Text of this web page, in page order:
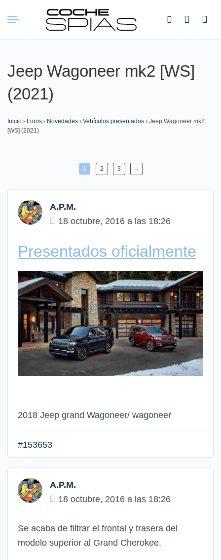
Buscar:
Jeep Wagoneer mk2 [WS]
(2021)
Inicio › Foros › Novedades › Vehículos presentados › Jeep Wagoneer mk2
[WS] (2021)
1 2 3 →
A.P.M.
18 octubre, 2016 a las 18:26
Presentados oficialmente
2018 Jeep grand Wagoneer/ wagoneer
#153653
A.P.M.
18 octubre, 2016 a las 18:26
Se acaba de filtrar el frontal y trasera del
modelo superior al Grand Cherokee.